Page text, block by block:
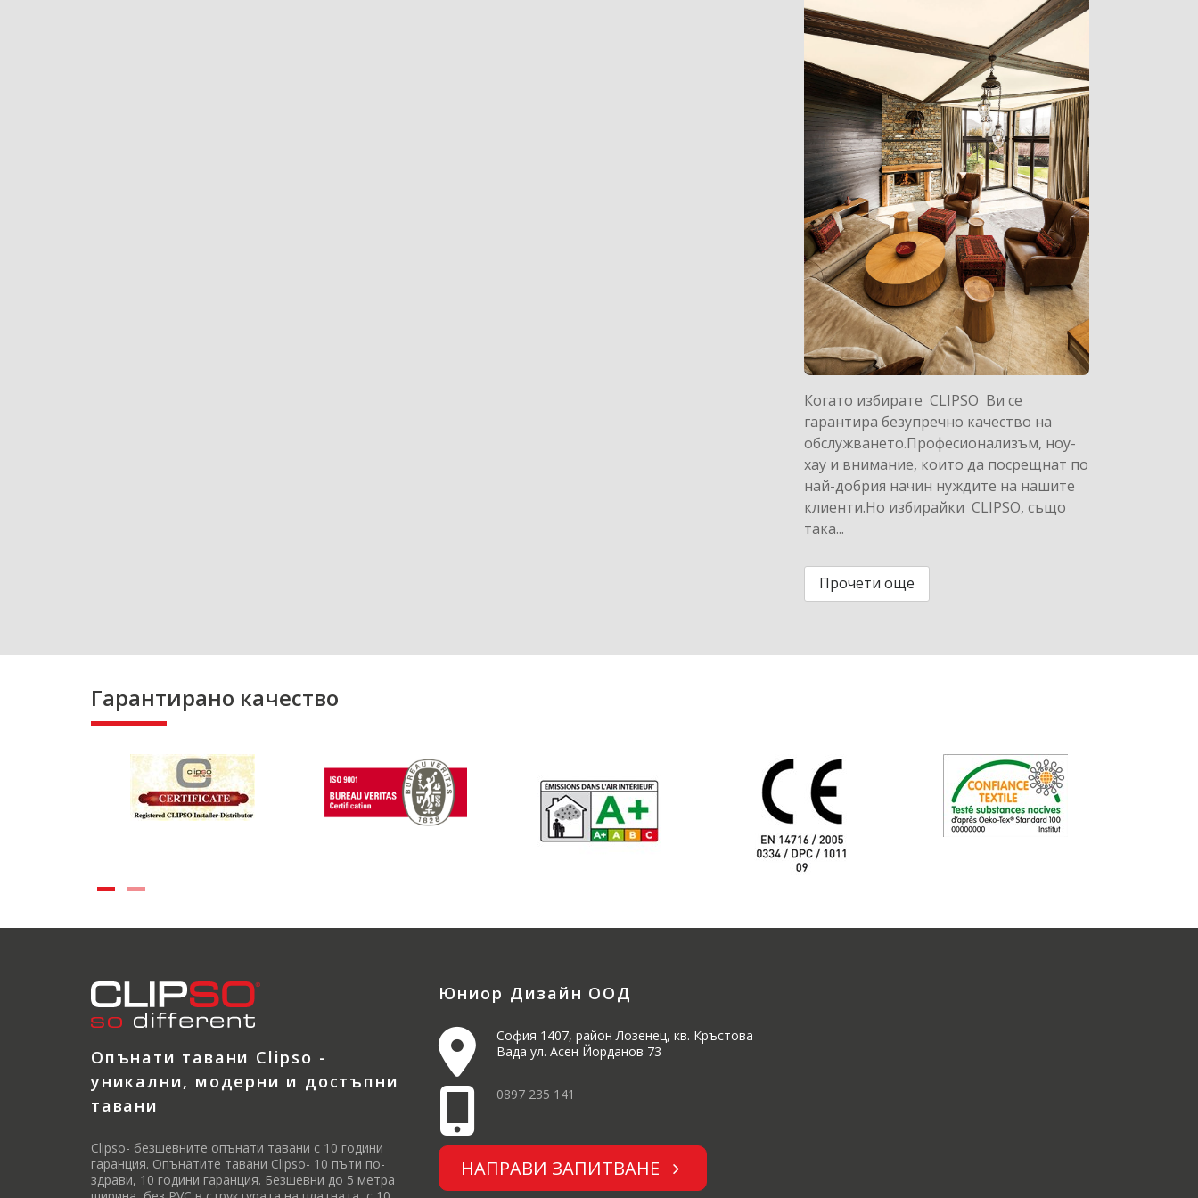
Когато избирате CLIPSO Ви се
гарантира безупречно качество на
обслужването.Професионализъм, ноу-
хау и внимание, които да посрещнат по
най-добрия начин нуждите на нашите
клиенти.Но избирайки CLIPSO, също
така...
Прочети още
Гарантирано качество
Опънати тавани Clipso -
уникални, модерни и достъпни
тавани
Clipso- безшевните опънати тавани с 10 години
гаранция. Опънатите тавани Clipso- 10 пъти по-
здрави, 10 години гаранция. Безшевни до 5 метра
Юниор Дизайн ООД
София 1407, район Лозенец, кв. Кръстова
Вада ул. Асен Йорданов 73
0897 235 141
НАПРАВИ ЗАПИТВАНЕ